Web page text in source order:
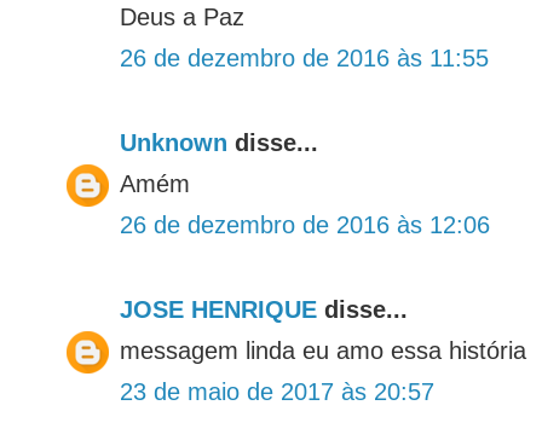
Deus a Paz
26 de dezembro de 2016 às 11:55
Unknown disse...
Amém
26 de dezembro de 2016 às 12:06
JOSE HENRIQUE disse...
messagem linda eu amo essa história
23 de maio de 2017 às 20:57